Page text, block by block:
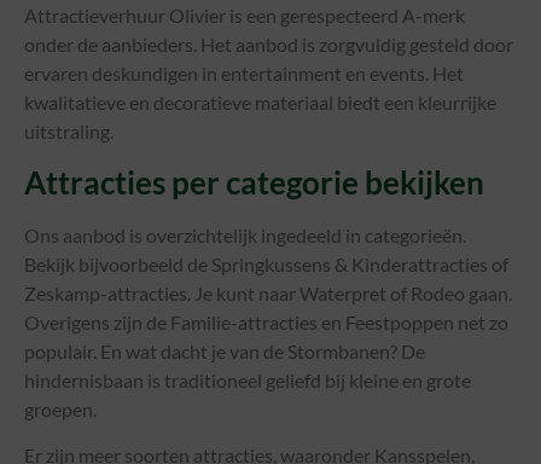
Attractieverhuur Olivier is een gerespecteerd A-merk
onder de aanbieders. Het aanbod is zorgvuldig gesteld door
ervaren deskundigen in entertainment en events. Het
kwalitatieve en decoratieve materiaal biedt een kleurrijke
uitstraling.
Attracties per categorie bekijken
Ons aanbod is overzichtelijk ingedeeld in categorieën.
Bekijk bijvoorbeeld de Springkussens & Kinderattracties of
Zeskamp-attracties. Je kunt naar Waterpret of Rodeo gaan.
Overigens zijn de Familie-attracties en Feestpoppen net zo
populair. En wat dacht je van de Stormbanen? De
hindernisbaan is traditioneel geliefd bij kleine en grote
groepen.
Er zijn meer soorten attracties, waaronder Kansspelen,